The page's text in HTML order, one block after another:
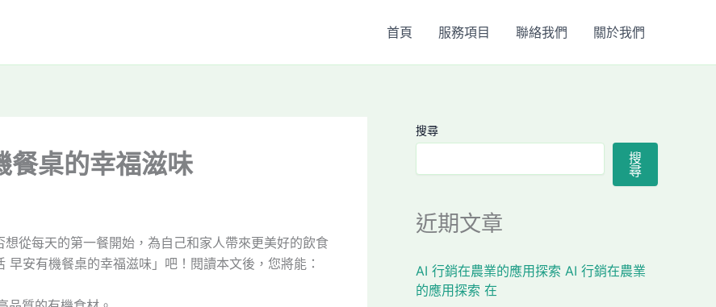
首頁 服務項目 聯絡我們 關於我們
餐桌的幸福滋味
從每天的第一餐開始，為自己和家人帶來更美好的飲食
安有機餐桌的幸福滋味」吧！閱讀本文後，您將能：
搜尋
搜
尋
近期文章
AI 行銷在農業的應用探索 AI 行銷在農業
的應用探索 在